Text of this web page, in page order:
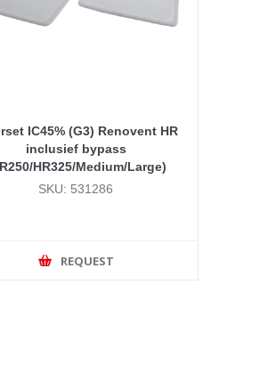
IC45% (G3) Renovent HR
inclusief bypass
HR325/Medium/Large)
SKU: 531286
REQUEST